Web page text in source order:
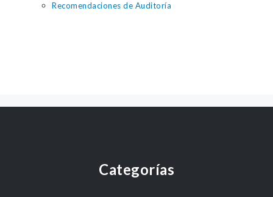
Recomendaciones de Auditoría
Categorías